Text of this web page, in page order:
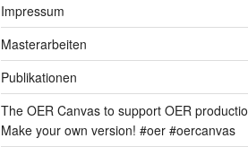
Impressum
Masterarbeiten
Publikationen
The OER Canvas to support OER
Make your own version! #oer #oercanvas